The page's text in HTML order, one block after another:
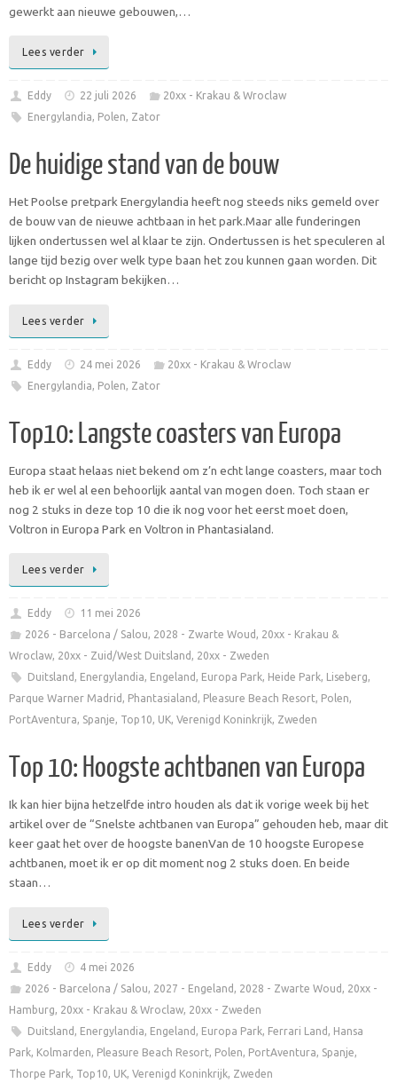
gewerkt aan nieuwe gebouwen,…
Lees verder
Eddy 22 juli 2026
20xx - Krakau & Wroclaw
Energylandia, Polen, Zator
De huidige stand van de bouw
Het Poolse pretpark Energylandia heeft nog steeds niks gemeld over
de bouw van de nieuwe achtbaan in het park.Maar alle funderingen
lijken ondertussen wel al klaar te zijn. Ondertussen is het speculeren al
lange tijd bezig over welk type baan het zou kunnen gaan worden. Dit
bericht op Instagram bekijken…
Lees verder
Eddy 24 mei 2026
20xx - Krakau & Wroclaw
Energylandia, Polen, Zator
Top10: Langste coasters van Europa
Europa staat helaas niet bekend om z’n echt lange coasters, maar toch
heb ik er wel al een behoorlijk aantal van mogen doen. Toch staan er
nog 2 stuks in deze top 10 die ik nog voor het eerst moet doen,
Voltron in Europa Park en Voltron in Phantasialand.
Lees verder
Eddy
11 mei 2026
2026 - Barcelona / Salou, 2028 - Zwarte Woud , 20xx - Krakau &
Wroclaw, 20xx - Zuid/West Duitsland , 20xx - Zweden
Duitsland , Energylandia, Engeland , Europa Park, Heide Park, Liseberg,
Parque Warner Madrid , Phantasialand , Pleasure Beach Resort, Polen,
PortAventura, Spanje, Top10, UK, Verenigd Koninkrijk, Zweden
Top 10: Hoogste achtbanen van Europa
Ik kan hier bijna hetzelfde intro houden als dat ik vorige week bij het
artikel over de “Snelste achtbanen van Europa” gehouden heb, maar dit
keer gaat het over de hoogste banenVan de 10 hoogste Europese
achtbanen, moet ik er op dit moment nog 2 stuks doen. En beide
staan…
Lees verder
Eddy
4 mei 2026
2026 - Barcelona / Salou, 2027 - Engeland , 2028 - Zwarte Woud , 20xx -
Hamburg, 20xx - Krakau & Wroclaw, 20xx - Zweden
Duitsland , Energylandia, Engeland , Europa Park, Ferrari Land , Hansa
Park, Kolmarden, Pleasure Beach Resort, Polen, PortAventura, Spanje,
Thorpe Park, Top10, UK, Verenigd Koninkrijk, Zweden